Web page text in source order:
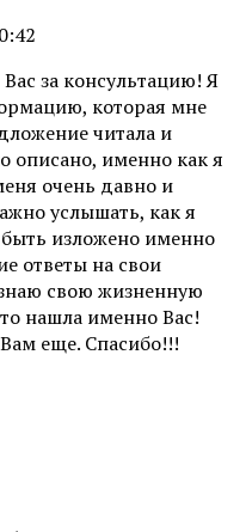
за консультацию! Я
которая мне
читала и
описано, именно как я
очень давно и
услышать, как я
изложено именно
ответы на свои
свою жизненную
нашла именно Вас!
еще. Спасибо!!!